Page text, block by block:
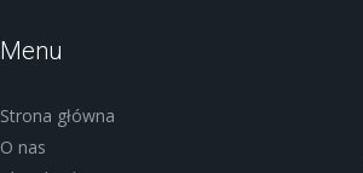
Menu
Strona główna
O nas